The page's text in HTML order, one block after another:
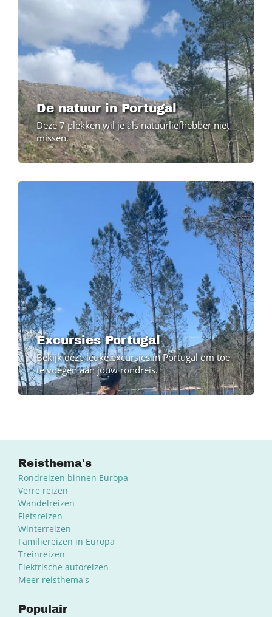
De natuur in Portugal
Deze 7 plekken wil je als natuurliefhebber niet
missen.
Excursies Portugal
Bekijk deze leuke excursies in Portugal om toe
te voegen aan jouw rondreis.
Reisthema's
Rondreizen binnen Europa
Verre reizen
Wandelreizen
Fietsreizen
Winterreizen
Familiereizen in Europa
Treinreizen
Elektrische autoreizen
Meer reisthema's
Populair